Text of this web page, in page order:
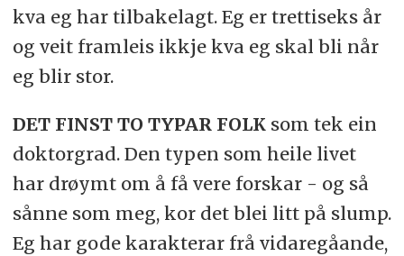
kva eg har tilbakelagt. Eg er trettiseks år
og veit framleis ikkje kva eg skal bli når
eg blir stor.
DET FINST TO TYPAR FOLKsom tek ein
doktorgrad. Den typen som heile livet
har drøymt om å få vere forskar - og så
sånne som meg, kor det blei litt på slump.
Eg har gode karakterar frå vidaregåande,